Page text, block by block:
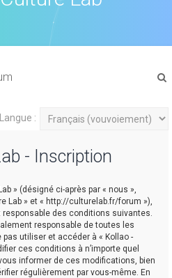
Langue :
- Inscription
» (désigné ci-après par « nous »,
Lab » et « http://culturelab.fr/forum »),
des conditions suivantes.
responsable de toutes les
utiliser et accéder à « Kollao -
ces conditions à n’importe quel
informer de ces modifications, bien
régulièrement par vous-même. En